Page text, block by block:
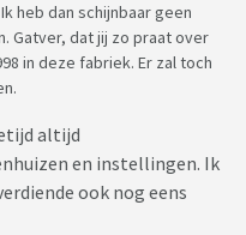
heb dan schijnbaar geen
Gatver, dat jij zo praat over
in deze fabriek. Er zal toch
altijd
en instellingen. Ik
ook nog eens